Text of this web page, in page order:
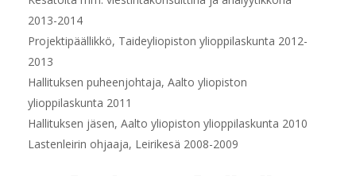
2013-2014
Projektipäällikkö, Taideyliopiston ylioppilaskunta 2012-
2013
Hallituksen puheenjohtaja, Aalto yliopiston
ylioppilaskunta 2011
Hallituksen jäsen, Aalto yliopiston ylioppilaskunta 2010
Lastenleirin ohjaaja, Leirikesä 2008-2009